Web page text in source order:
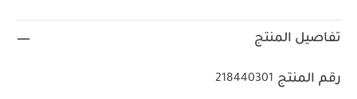
تفاصيل المنتج
رقم المنتج 218440301